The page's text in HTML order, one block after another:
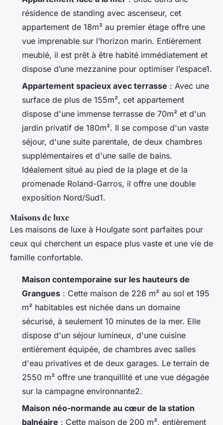
résidence de standing avec ascenseur, cet
appartement de 18m² au premier étage offre une
vue imprenable sur l’horizon marin. Entièrement
meublé, il est prêt à être habité immédiatement et
dispose d’une mezzanine pour optimiser l’espace1.
Appartement spacieux avec terrasse : Avec une
surface de plus de 155m², cet appartement
dispose d'une immense terrasse de 70m² et d'un
jardin privatif de 180m². Il se compose d'un vaste
séjour, d'une suite parentale, de deux chambres
supplémentaires et d'une salle de bains.
Idéalement situé au pied de la plage et de la
promenade Roland-Garros, il offre une double
exposition Nord/Sud1.
Maisons de luxe
Les maisons de luxe à Houlgate sont parfaites pour
ceux qui cherchent un espace plus vaste et une vie de
famille confortable.
Maison contemporaine sur les hauteurs de
Grangues : Cette maison de 226 m² au sol et 195
m² habitables est nichée dans un domaine
sécurisé, à seulement 10 minutes de la mer. Elle
dispose d'un séjour lumineux, d'une cuisine
entièrement équipée, de chambres avec salles
d'eau privatives et de deux garages. Le terrain de
2550 m² offre une tranquillité et une vue dégagée
sur la campagne environnante2.
Maison néo-normande au cœur de la station
balnéaire : Cette maison de 200 m², entièrement